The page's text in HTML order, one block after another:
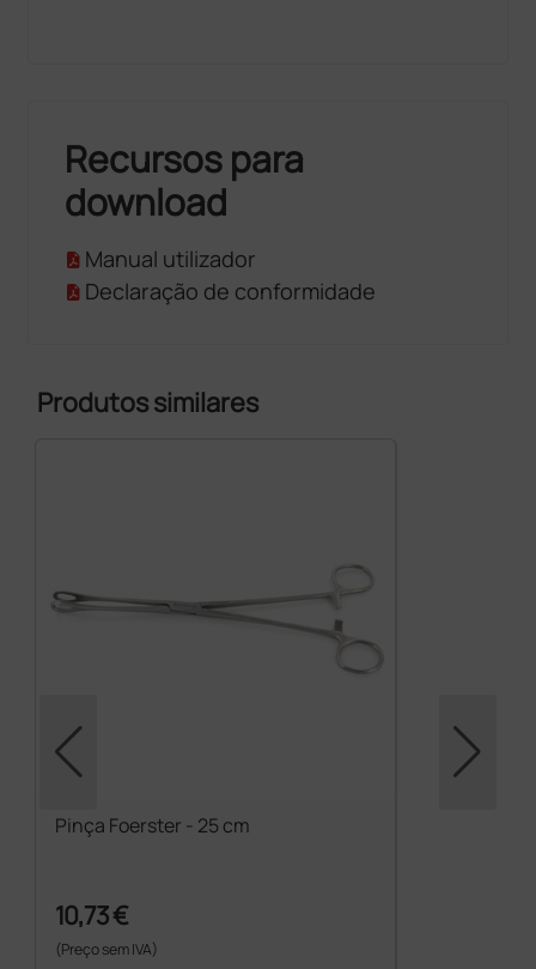
Recursos para
download
Manual utilizador
Declaração de conformidade
Produtos similares
Pinça Foerster - 25 cm
10,73 €
(Preço sem IVA)